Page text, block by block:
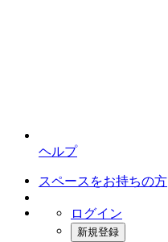
ヘルプ
スペースをお持ちの方
ログイン
新規登録